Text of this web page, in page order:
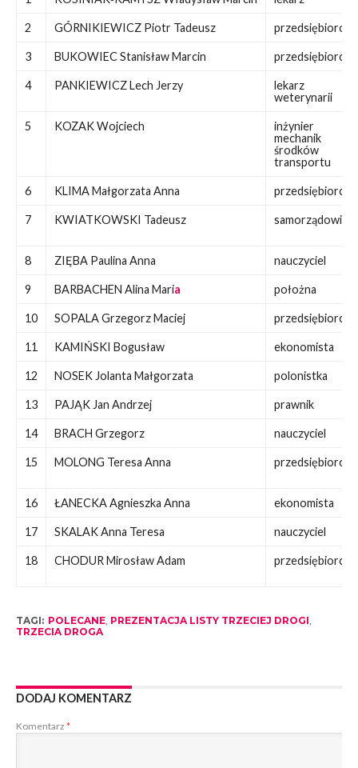
2 GÓRNIKIEWICZ Piotr Tadeusz przedsiębiorca
3 BUKOWIEC Stanisław Marcin przedsiębiorca
4 PANKIEWICZ Lech Jerzy
lekarz
weterynarii
5 KOZAK Wojciech
inżynier
mechanik
środków
transportu
6 KLIMA Małgorzata Anna przedsiębiorca
7 KWIATKOWSKI Tadeusz samorządowiec
8 ZIĘBA Paulina Anna nauczyciel
9 BARBACHEN Alina Maria położna
10 SOPALA Grzegorz Maciej przedsiębiorca
11 KAMIŃSKI Bogusław ekonomista
12 NOSEK Jolanta Małgorzata polonistka
13 PAJĄK Jan Andrzej prawnik
14 BRACH Grzegorz nauczyciel
15 MOLONG Teresa Anna przedsiębiorca
16 ŁANECKA Agnieszka Anna ekonomista
17 SKALAK Anna Teresa nauczyciel
18 CHODUR Mirosław Adam przedsiębiorca
TAGI: POLECANE, PREZENTACJA LISTY TRZECIEJ DROGI
TRZECIA DROGA
DODAJ KOMENTARZ
Komentarz *